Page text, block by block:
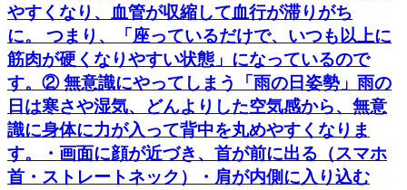
やすくなり、血管が収縮して血行が滞りがち
に。 つまり、「座っているだけで、いつも以上に
筋肉が硬くなりやすい状態」になっているので
す。② 無意識にやってしまう「雨の日姿勢」雨の
日は寒さや湿気、どんよりした空気感から、無意
識に身体に力が入って背中を丸めやすくなりま
す。・画面に顔が近づき、首が前に出る（スマホ
首・ストレートネック）・肩が内側に入り込む